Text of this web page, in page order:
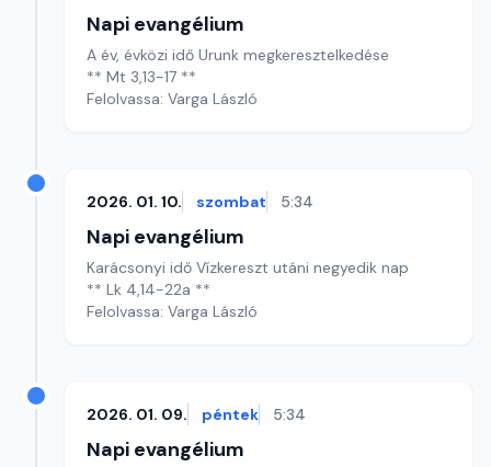
Napi evangélium
A év, évközi idő Urunk megkeresztelkedése
** Mt 3,13-17 **
Felolvassa: Varga László
2026. 01. 10. szombat 5:34
Napi evangélium
Karácsonyi idő Vízkereszt utáni negyedik nap
** Lk 4,14-22a **
Felolvassa: Varga László
2026. 01. 09. péntek 5:34
Napi evangélium